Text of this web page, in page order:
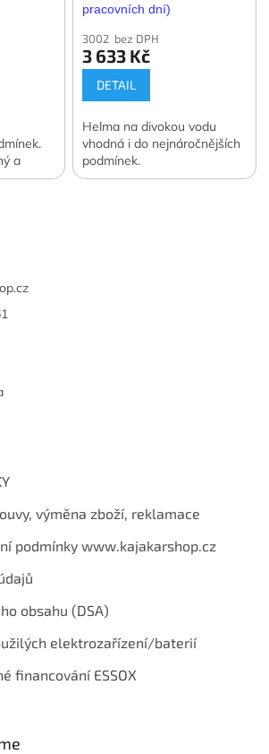
a
Plná
pracovních dní)
3002 bez DPH
3 633 Kč
DETAIL
Helma na divokou vodu
vhodná i do nejnáročnějších
podmínek.
výměna zboží, reklamace
podmínky www.kajakarshop.cz
obsahu (DSA)
elektrozařízení/baterií
financování ESSOX